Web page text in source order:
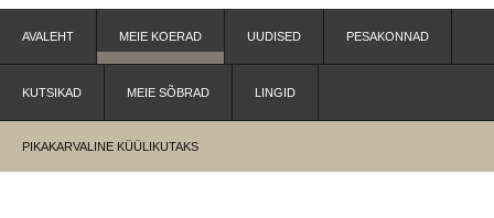
AVALEHT MEIE KOERAD UUDISED PESAKONNAD
KUTSIKAD MEIE SÕBRAD LINGID
PIKAKARVALINE KÜÜLIKUTAKS